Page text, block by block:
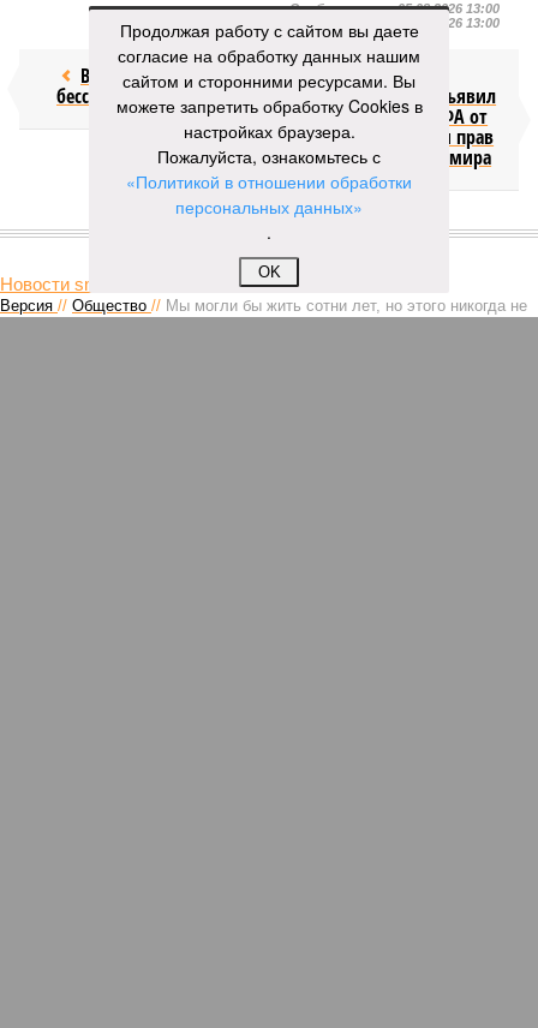
Опубликовано:05.08.2026 13:00
Отредактировано:
05.08.2026 13:00
Возраст
бессмертия
Инфантино
отступил и объявил
об отказе ФИФА от
продажи доли прав
на чемпионат мира
КОММЕНТАРИИ
Новости smi2.ru
Версия // Общество // Мы могли бы жить сотни лет, но этого никогда не
Продолжая работу с сайтом вы даете
согласие на обработку данных нашим
сайтом и сторонними ресурсами. Вы
можете запретить обработку Cookies в
настройках браузера.
Пожалуйста, ознакомьтесь с
«Политикой в отношении обработки
персональных данных»
.
OK